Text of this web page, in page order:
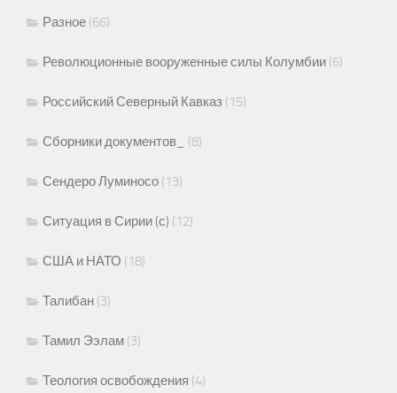
Разное (66)
Революционные вооруженные силы Колумбии (6)
Российский Северный Кавказ (15)
Сборники документов_ (8)
Сендеро Луминосо (13)
Ситуация в Сирии (с) (12)
США и НАТО (18)
Талибан (3)
Тамил Ээлам (3)
Теология освобождения (4)